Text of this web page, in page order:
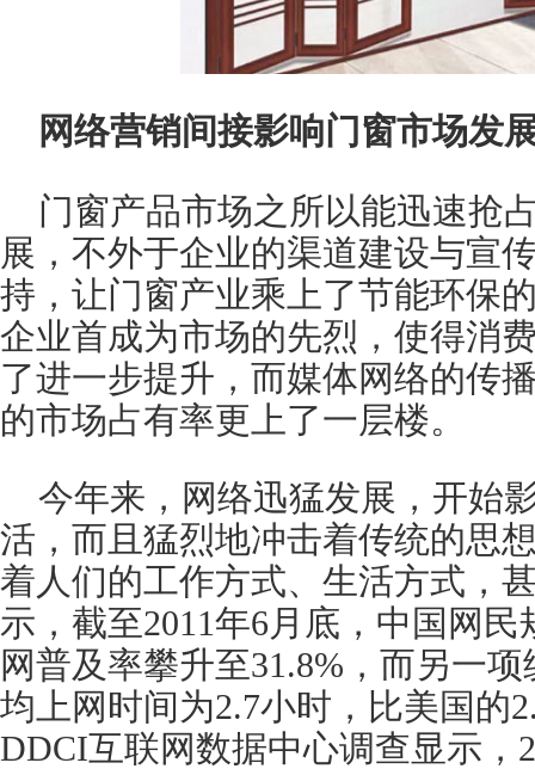
网络营销间接影响门窗市场发
门窗产品市场之所以能迅速抢
展，不外于企业的渠道建设与宣
持，让门窗产业乘上了节能环保
企业首成为市场的先烈，使得消
了进一步提升，而媒体网络的传
的市场占有率更上了一层楼。
今年来，网络迅猛发展，开始
活，而且猛烈地冲击着传统的思
着人们的工作方式、生活方式，
示，截至2011年6月底，中国网
网普及率攀升至31.8%，而另一
均上网时间为2.7小时，比美国的
DDCI互联网数据中心调查显示，